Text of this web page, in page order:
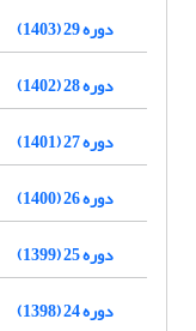
دوره 29 (1403)
دوره 28 (1402)
دوره 27 (1401)
دوره 26 (1400)
دوره 25 (1399)
دوره 24 (1398)